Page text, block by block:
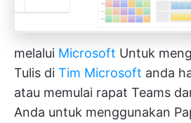
melalui Microsoft Untuk
Tulis di Tim Microsoft anda
atau memulai rapat Teams
Anda untuk menggunakan